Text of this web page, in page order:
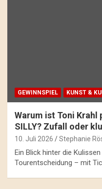
GEWINNSPIEL KUNST &
Warum ist Toni
SILLY? Zufall oder
10. Juli 2026 Stephanie
Ein Blick hinter die
Tourentscheidung – mit